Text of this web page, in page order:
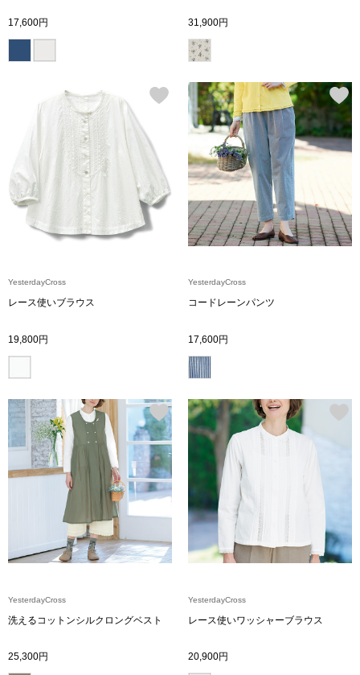
アクセサリー
ン雑貨
Miss Kyouko／ミスキョウコ
ランド
スーツケース
その他
シューズ
スリップオン
サンダル
財布／小物
財布／コイン
17,600円 31,900円
YesterdayCross
レース使いブラウス
19,800円
YesterdayCross
コードレーンパンツ
17,600円
YesterdayCross
洗えるコットンシルクロングベスト
25,300円
YesterdayCross
レース使いワッシャーブラウス
20,900円